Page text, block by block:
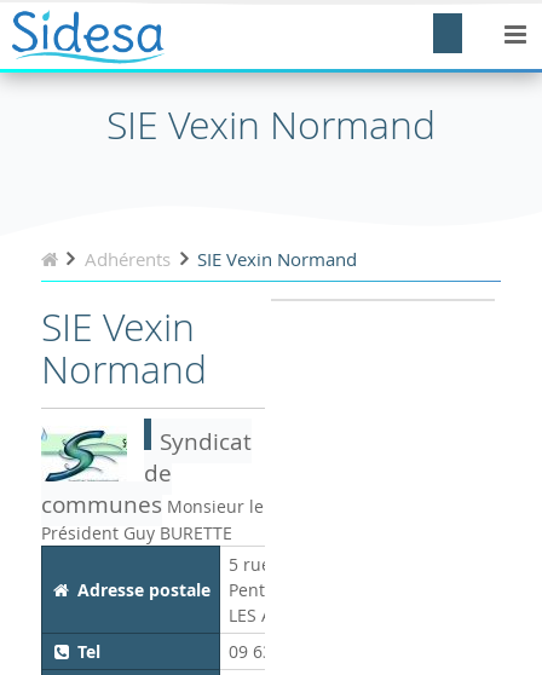
SIE Vexin Normand
Adhérents SIE Vexin Normand
SIE Vexin
Normand
Syndicat
de
communes Monsieur le
Président Guy BURETTE
Adresse postale
5 rue de
Penthiève 27700
LES ANDELYS
Tel
09 63 21 75 34